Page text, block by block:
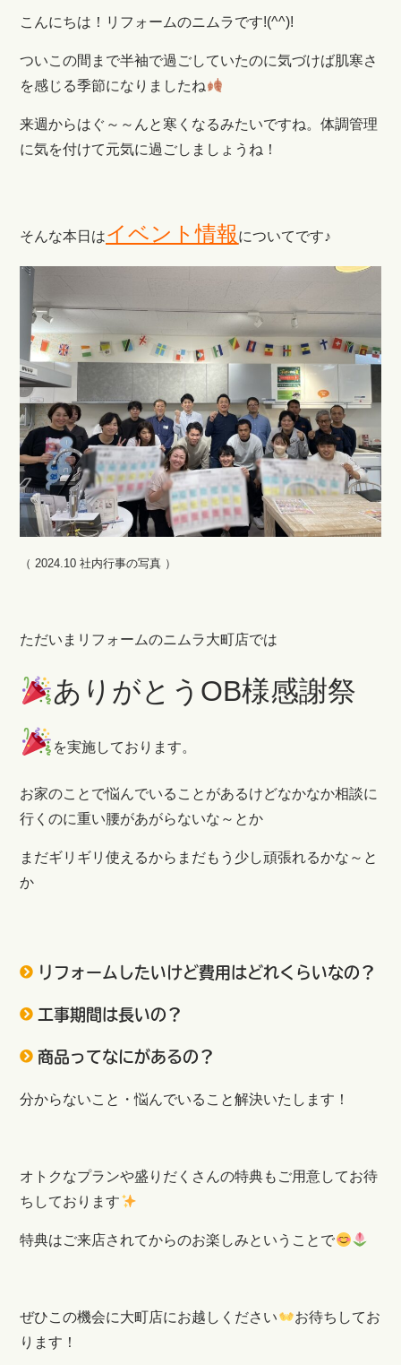
こんにちは！リフォームのニムラです!(^^)!
ついこの間まで半袖で過ごしていたのに気づけば肌寒さ
を感じる季節になりましたね
来週からはぐ～～んと寒くなるみたいですね。体調管理
に気を付けて元気に過ごしましょうね！
そんな本日はイベント情報についてです♪
（ 2024.10 社内行事の写真 ）
ただいまリフォームのニムラ大町店では
ありがとうOB様感謝祭
を実施しております。
お家のことで悩んでいることがあるけどなかなか相談に
行くのに重い腰があがらないな～とか
まだギリギリ使えるからまだもう少し頑張れるかな～と
か
リフォームしたいけど費用はどれくらいなの？
工事期間は長いの？
商品ってなにがあるの？
分からないこと・悩んでいること解決いたします！
オトクなプランや盛りだくさんの特典もご用意してお待
ちしております
特典はご来店されてからのお楽しみということで
ぜひこの機会に大町店にお越しください
お待ちしてお
ります！